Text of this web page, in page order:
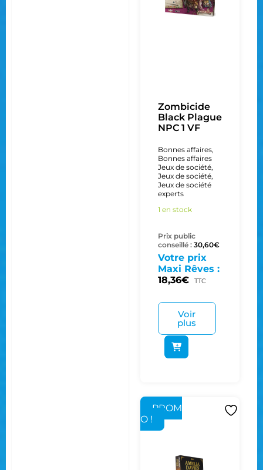
Zombicide
Black Plague
NPC 1 VF
Bonnes affaires,
Bonnes affaires
Jeux de société,
Jeux de société,
Jeux de société
experts
1 en stock
Prix public
conseillé : 30,60€
Votre prix
Maxi Rêves :
18,36€ TTC
Voir
plus
PROM
O !